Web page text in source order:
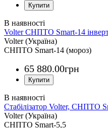
Volter СНПТО Smart-14
Volter (Україна)
СНПТО Smart-14 (мороз)
65 880.00грн
Стабілізатор Volter, СНПТО
Volter (Україна)
СНПТО Smart-5,5